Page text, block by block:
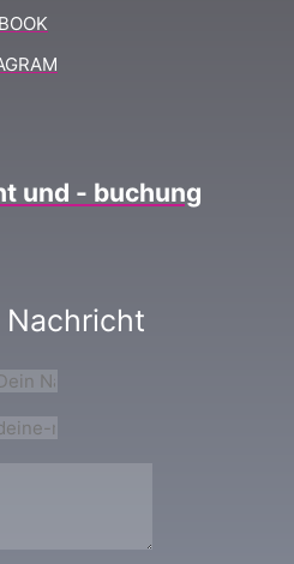
und - buchung